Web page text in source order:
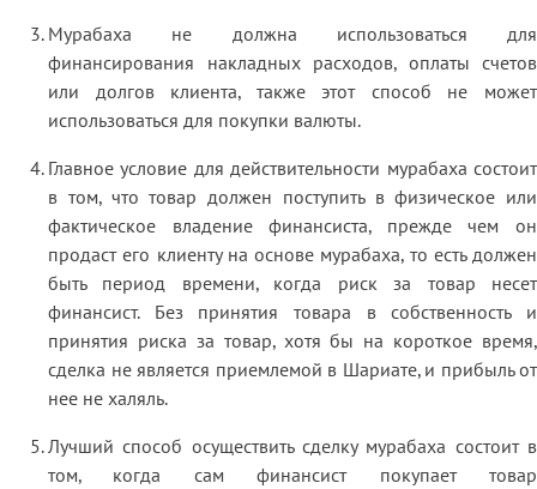
Мурабаха не должна использоваться для
финансирования накладных расходов, оплаты счетов
или долгов клиента, также этот способ не может
использоваться для покупки валюты.
Главное условие для действительности мурабаха состоит
в том, что товар должен поступить в физическое или
фактическое владение финансиста, прежде чем он
продаст его клиенту на основе мурабаха, то есть должен
быть период времени, когда риск за товар несет
финансист. Без принятия товара в собственность и
принятия риска за товар, хотя бы на короткое время,
сделка не является приемлемой в Шариате, и прибыль от
нее не халяль.
Лучший способ осуществить сделку мурабаха состоит в
том, когда сам финансист покупает товар